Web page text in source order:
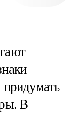
придумать
В